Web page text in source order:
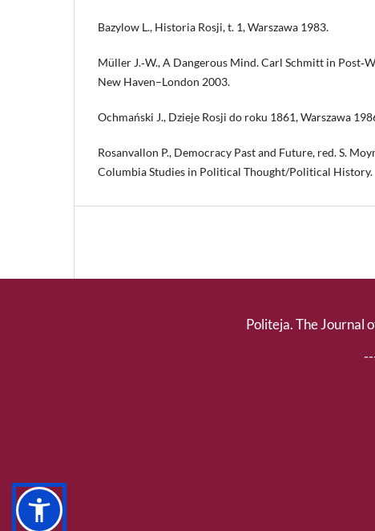
Bazylow L., Historia Rosji, t. 1, Warszawa 1983.
Müller J.‑W., A Dangerous Mind. Carl Schmitt in
New Haven–London 2003.
Ochmański J., Dzieje Rosji do roku 1861, Warszawa
Rosanvallon P., Democracy Past and Future, red. S.
Columbia Studies in Political Thought/Political History.
Politeja. The Journal